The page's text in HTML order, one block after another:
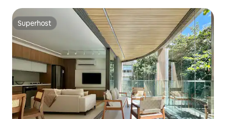
Superhost
Superhost